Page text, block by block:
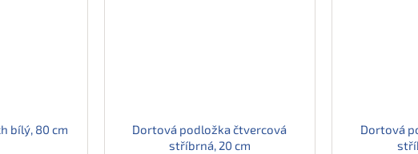
bílý, 80 cm
Dortová podložka čtvercová
stříbrná, 20 cm
Dortová